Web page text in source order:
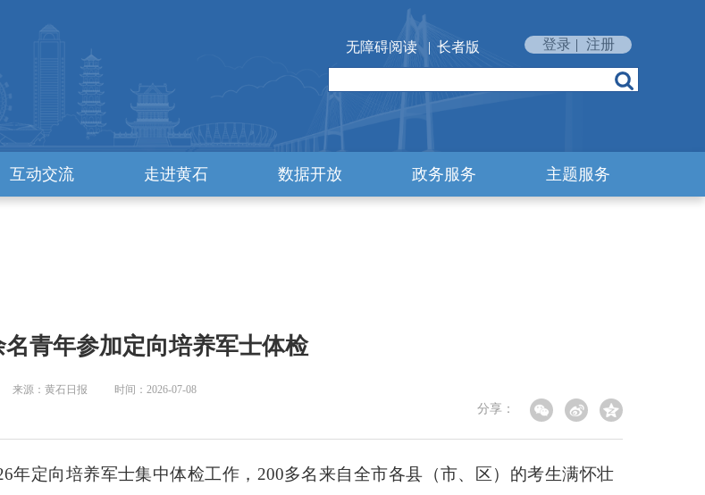
无障碍阅读 | 长者版 登录 | 注册
互动交流 走进黄石 数据开放 政务服务 主题服务
名青年参加定向培养军士体检
来源：黄石日报 时间：2026-07-08
分享：
定向培养军士集中体检工作，200多名来自全市各县（市、区）的考生满怀壮